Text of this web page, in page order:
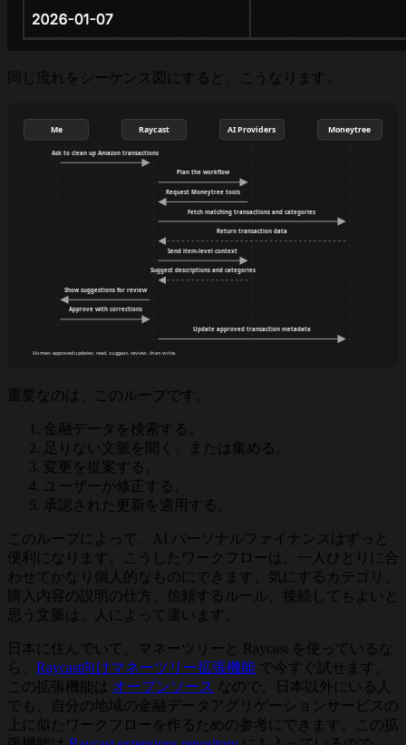
同じ流れをシーケンス図にすると、こうなります。
重要なのは、このループです。
金融データを検索する。
足りない文脈を聞く、または集める。
変更を提案する。
ユーザーが修正する。
承認された更新を適用する。
このループによって、AI パーソナルファイナンスはずっと
便利になります。こうしたワークフローは、一人ひとりに合
わせてかなり個人的なものにできます。気にするカテゴリ、
購入内容の説明の仕方、信頼するルール、接続してもよいと
思う文脈は、人によって違います。
日本に住んでいて、マネーツリーと Raycast を使っているな
ら、 Raycast向けマネーツリー拡張機能 で今すぐ試せます。
この拡張機能は オープンソース なので、日本以外にいる人
でも、自分の地域の金融データアグリゲーションサービスの
上に似たワークフローを作るための参考にできます。この拡